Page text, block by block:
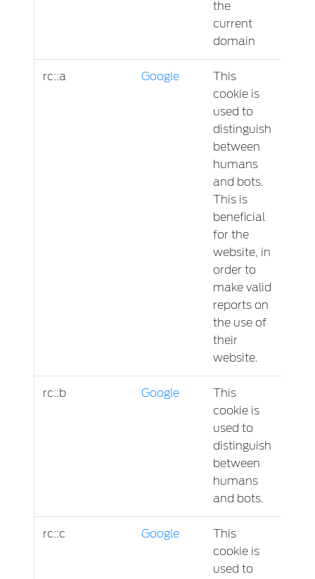
the
current
domain
rc::a Google
This
cookie is
used to
distinguish
between
humans
and bots.
This is
beneficial
for the
website, in
order to
make valid
reports on
the use of
their
website.
rc::b Google
This
cookie is
used to
distinguish
between
humans
and bots.
rc::c Google
This
cookie is
used to